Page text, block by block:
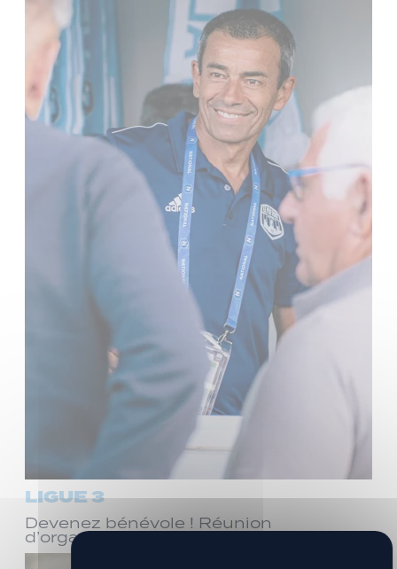
LIGUE 3
Devenez bénévole ! Réunion
d’organisation le samedi 8 août